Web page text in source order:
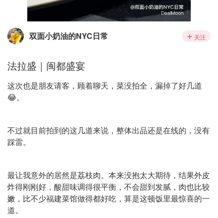
双面小奶油的NYC日常 关注
法拉盛｜闽都盛宴
这次也是朋友请客，顾着聊天，菜没拍全，漏掉了好几道
😂。
不过就目前拍到的这几道来说，整体出品还是在线的，没有
踩雷。
最让我意外的居然是荔枝肉。本来没抱太大期待，结果外皮
炸得刚刚好，酸甜味调得很平衡，不会甜到发腻，肉也比较
嫩，比不少福建菜馆做得都好吃，算是这顿饭里最惊喜的一
道。